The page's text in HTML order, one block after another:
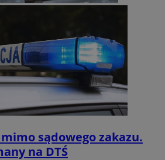
sądowego zakazu.
na DTŚ